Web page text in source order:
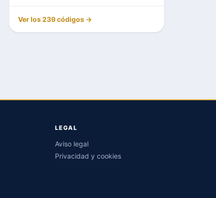
Ver los 239 códigos →
LEGAL
Aviso legal
Privacidad y cookies